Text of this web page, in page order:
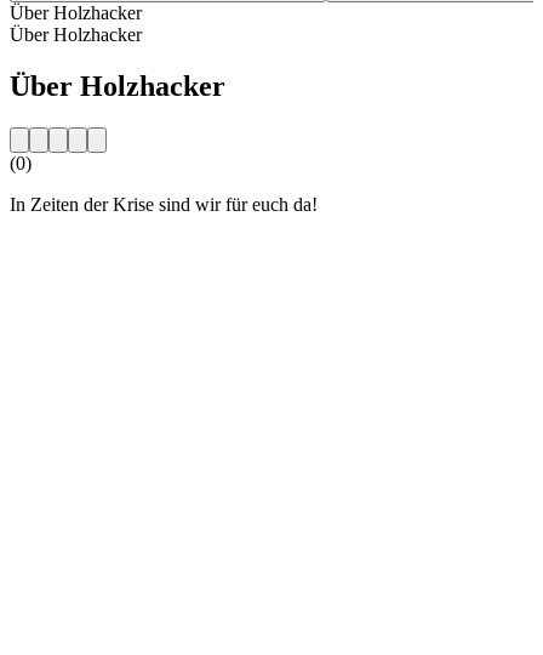
Über Holzhacker
Über Holzhacker
Über Holzhacker
(0)
In Zeiten der Krise sind wir für euch da!